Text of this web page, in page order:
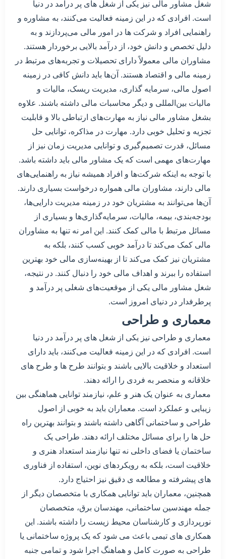
شغل مشاور مالی نیز یکی از شغل های پر درآمد در دنیا
است. افرادی که در این زمینه فعالیت می‌کنند، به مشاوره و
راهنمایی افراد و شرکت ها در امور مالی می‌پردازند و به
دلیل تخصص و دانش خود، از درآمد بالایی برخوردار هستند.
مشاوران مالی معمولاً دارای تحصیلات و تجربه‌های مرتبط در
زمینه مالی و اقتصاد هستند. آن‌ها باید دانش کافی در زمینه
اصول مالی، سرمایه گذاری، مدیریت ریسک، مالیات و
مالیات بین‌المللی و دیگر محاسبات مالی داشته باشند. علاوه
بشغل مشاور مالی نیاز به مهارت‌های ارتباطی بالا و قابلیت
تجزیه و تحلیل خوبی دارد. مهارت در مذاکره، توانایی حل
مسائل، قدرت تصمیم‌گیری و توانایی مدیریت زمان نیز از
مهارت‌های مهمی است که یک مشاور مالی باید داشته باشد.
با توجه به اینکه شرکت‌ها و افراد همیشه نیاز به راهنمایی‌های
مالی دارند، مشاوران مالی همواره درخواست بسیاری دارند.
آن‌ها می‌توانند به مشتریان خود در زمینه مدیریت دارایی‌ها،
بودجه‌بندی، بیمه، مالیات، سرمایه‌گذاری‌ها و بسیاری از
مسائل مرتبط با مالی کمک کنند. این امر نه تنها به مشاوران
مالی کمک می‌کند تا درآمد خوبی کسب کنند، بلکه به
مشتریان نیز کمک می‌کند تا از بهینه‌سازی مالی خود بهترین
استفاده را ببرند و اهداف مالی خود را دنبال کنند. در نتیجه،
شغل مشاور مالی یکی از موقعیت‌های شغلی پر درآمد و
پرطرفدار در دنیای امروز است.
معماری و طراحی
معماری و طراحی نیز یکی از شغل های پر درآمد در دنیا
است. افرادی که در این زمینه فعالیت می‌کنند، باید دارای
استعداد و خلاقیت بالایی باشند و بتوانند طرح ها و طرح های
خلاقانه و منحصر به فردی را ارائه دهند.
معماری به عنوان یک هنر و علم، نیازمند توانایی هماهنگی بین
زیبایی و عملکرد است. معماران باید به خوبی از اصول
طراحی و ساختمانی آگاهی داشته باشند و بتوانند بهترین راه
حل ها را برای مسائل مختلف ارائه دهند. طراحی یک
ساختمان یا فضای داخلی نه تنها نیازمند استعداد هنری و
خلاقیت است، بلکه به رویکردهای نوین، استفاده از فناوری
های پیشرفته و مطالعه ی دقیق نیز احتیاج دارد.
همچنین، معماران باید توانایی همکاری با متخصصان دیگر از
جمله مهندسین ساختمانی، مهندسان برق، متخصصان
نورپردازی و کارشناسان محیط زیست را داشته باشند. این
همکاری های تیمی باعث می شود که یک پروژه ساختمانی یا
طراحی به صورت کامل و هماهنگ اجرا شود و تمامی جنبه